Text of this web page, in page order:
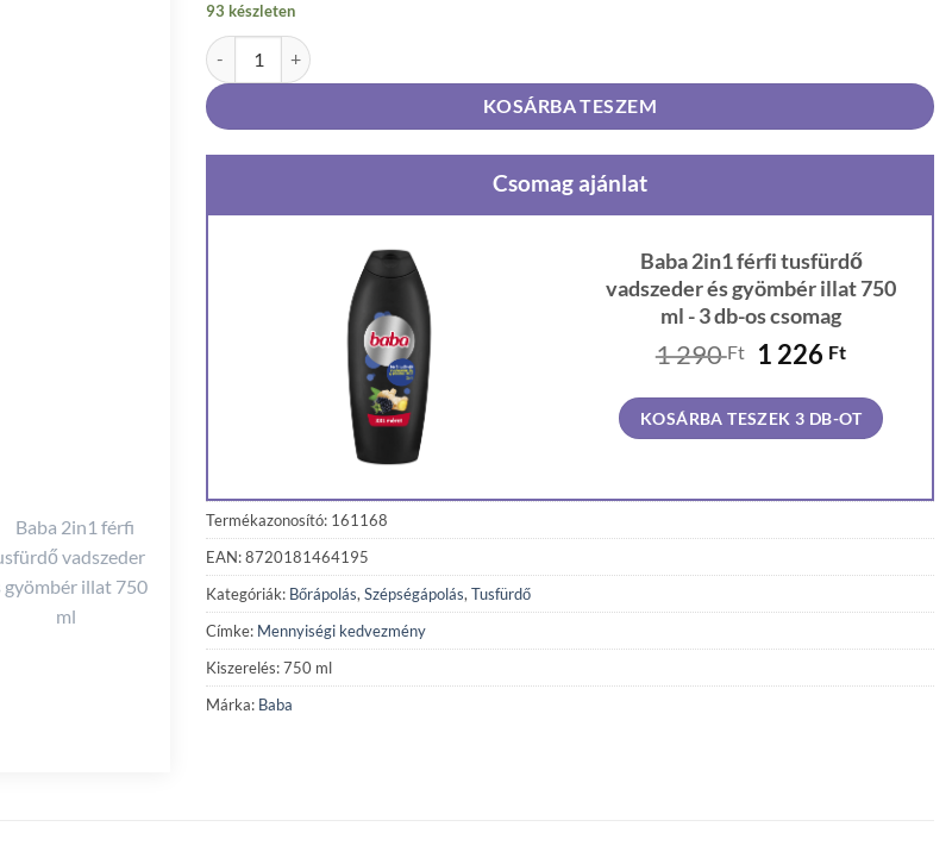
93 készleten
Baba 2in1 férfi tusfürdő vadszeder és gyömbér illat 750 ml mennyiség
KOSÁRBA TESZEM
Csomag ajánlat
Baba 2in1 férfi tusfürdő
vadszeder és gyömbér illat 750
ml - 3 db-os csomag
1 290Ft
Original
was:
1
1 226 FtCurrent
is:
1
KOSÁRBA TESZEK 3 DB-OT
Termékazonosító: 161168
EAN: 8720181464195
Kategóriák: Bőrápolás, Szépségápolás, Tusfürdő
Címke: Mennyiségi kedvezmény
Kiszerelés: 750 ml
Márka: Baba